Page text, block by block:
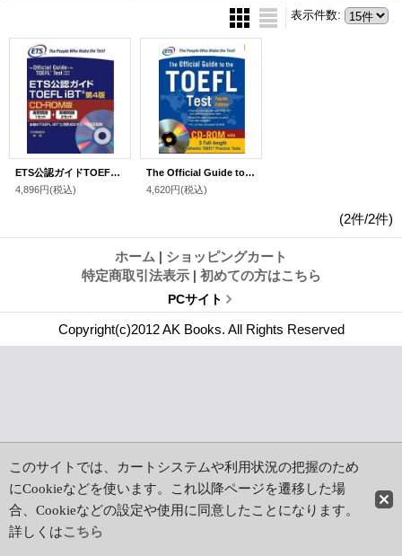
表示件数:
ETS公認ガイドTOEFLバイリンガル版
4,896円(税込)
The Official Guide to the TOEFL Test 4th Edition
4,620円(税込)
(2件/2件)
ホーム | ショッピングカート
特定商取引法表示 | 初めての方はこちら
PCサイト
Copyright(c)2012 AK Books. All Rights Reserved
このサイトでは、カートシステムや利用状況の把握のため
にCookieなどを使います。これ以降ページを遷移した場
合、Cookieなどの設定や使用に同意したことになります。
詳しくはこちら